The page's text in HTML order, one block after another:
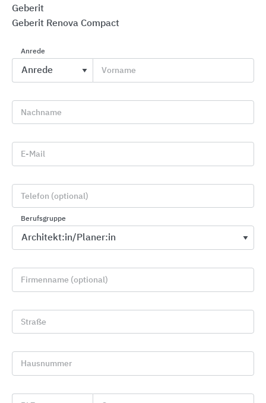
Grundrisse und enge Räume entwickelt und bieten
mehr Bewegungsfreiheit bei angenehm viel
Raumsparend in der Ausladung reduziert
Mit rundem Überlaufloch
Hochglanz-Fronten in zwei Farben erhältlich
Waschtische, 550, 600, 650 mm breit, mit
Halbsäule kombinierbar
Handwaschbecken von 400, 500 mm Breite
und Waschtischen, 650 mm breit, sowie
breiten Handwaschbecken
Auf Wunsch mit KeraTect®-Glasur zur deutlich
leichteren Pflege
Geberit
Geberit Renova Compact
Anrede
Vorname
Nachname
E-Mail
Telefon (optional)
Berufsgruppe
Firmenname (optional)
Straße
Hausnummer